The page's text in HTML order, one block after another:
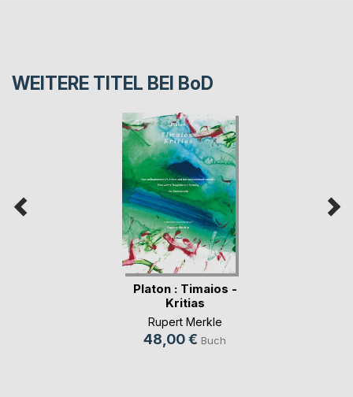
WEITERE TITEL BEI BoD
Platon : Timaios -
Kritias
Rupert Merkle
48,00 € Buch